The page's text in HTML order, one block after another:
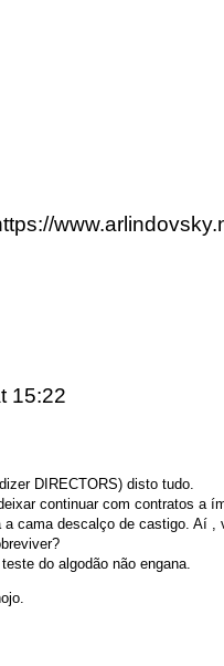
15:22
DIRECTORS) disto tudo.
continuar com contratos a
cama descalço de castigo. Aí ,
do algodão não engana.